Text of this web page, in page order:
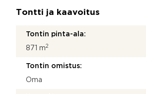
Tontti ja kaavoitus
Tontin pinta-ala:
871 m2
Tontin omistus:
Oma